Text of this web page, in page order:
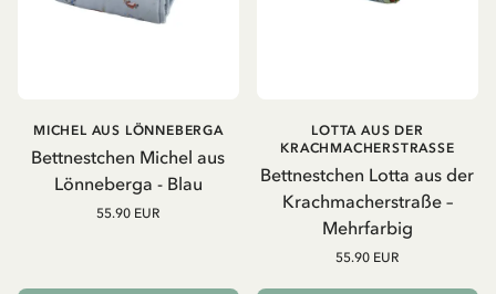
Bettnestchen Michel aus
Lönneberga - Blau
MICHEL AUS LÖNNEBERGA
55.90 EUR
Bettnestchen Lotta aus der
Krachmacherstraße –
Mehrfarbig
LOTTA AUS DER
KRACHMACHERSTRASSE
55.90 EUR